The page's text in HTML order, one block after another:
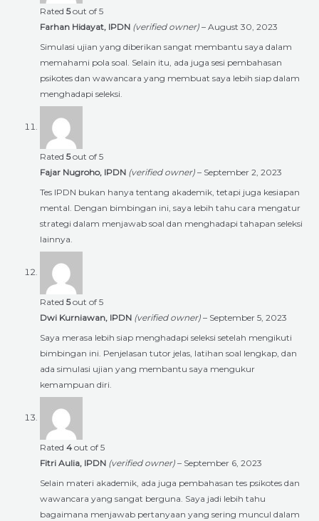
Rated 5out of 5
Farhan Hidayat, IPDN (verified owner) – August 30, 2023
Simulasi ujian yang diberikan sangat membantu saya dalam
memahami pola soal. Selain itu, ada juga sesi pembahasan
psikotes dan wawancara yang membuat saya lebih siap dalam
menghadapi seleksi.
Rated 5out of 5
Fajar Nugroho, IPDN (verified owner) – September 2, 2023
Tes IPDN bukan hanya tentang akademik, tetapi juga kesiapan
mental. Dengan bimbingan ini, saya lebih tahu cara mengatur
strategi dalam menjawab soal dan menghadapi tahapan seleksi
lainnya.
Rated 5out of 5
Dwi Kurniawan, IPDN (verified owner) – September 5, 2023
Saya merasa lebih siap menghadapi seleksi setelah mengikuti
bimbingan ini. Penjelasan tutor jelas, latihan soal lengkap, dan
ada simulasi ujian yang membantu saya mengukur
kemampuan diri.
Rated 4 out of 5
Fitri Aulia, IPDN (verified owner) – September 6, 2023
Selain materi akademik, ada juga pembahasan tes psikotes dan
wawancara yang sangat berguna. Saya jadi lebih tahu
bagaimana menjawab pertanyaan yang sering muncul dalam